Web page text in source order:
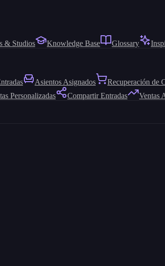
& Studios Knowledge Base Glossary
Asientos Asignados Recuperación de
Personalizadas Compartir Entradas Ventas